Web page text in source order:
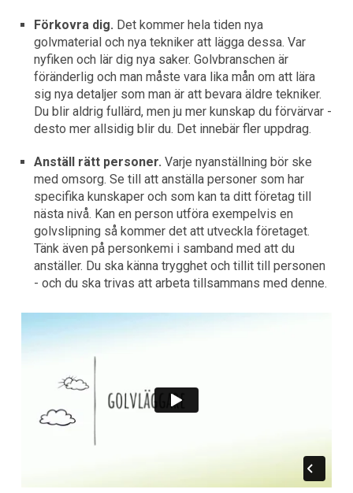
Förkovra dig. Det kommer hela tiden nya
golvmaterial och nya tekniker att lägga dessa. Var
nyfiken och lär dig nya saker. Golvbranschen är
föränderlig och man måste vara lika mån om att lära
sig nya detaljer som man är att bevara äldre tekniker.
Du blir aldrig fullärd, men ju mer kunskap du förvärvar -
desto mer allsidig blir du. Det innebär fler uppdrag.
Anställ rätt personer. Varje nyanställning bör ske
med omsorg. Se till att anställa personer som har
specifika kunskaper och som kan ta ditt företag till
nästa nivå. Kan en person utföra exempelvis en
golvslipning så kommer det att utveckla företaget.
Tänk även på personkemi i samband med att du
anställer. Du ska känna trygghet och tillit till personen
- och du ska trivas att arbeta tillsammans med denne.